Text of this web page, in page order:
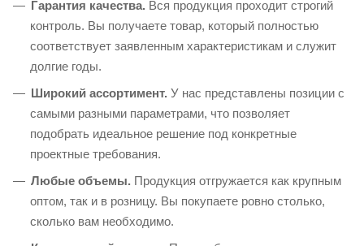
Гарантия качества. Вся продукция проходит строгий
контроль. Вы получаете товар, который полностью
соответствует заявленным характеристикам и служит
долгие годы.
Широкий ассортимент. У нас представлены позиции с
самыми разными параметрами, что позволяет
подобрать идеальное решение под конкретные
проектные требования.
Любые объемы. Продукция отгружается как крупным
оптом, так и в розницу. Вы покупаете ровно столько,
сколько вам необходимо.